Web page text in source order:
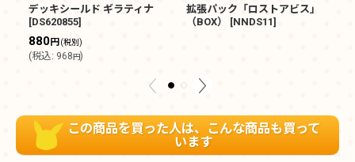
デッキシールド ギラティナ
[DS620855]
880円(税別)
(税込: 968円)
拡張パック「ロストアビス」
（BOX）
[NNDS11]
この商品を買った人は、こんな商品も買って
います